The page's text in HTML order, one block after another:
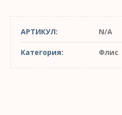
АРТИКУЛ: N/A
Категория: Флис